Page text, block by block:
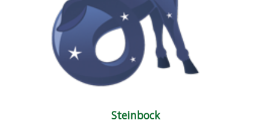
Steinbock